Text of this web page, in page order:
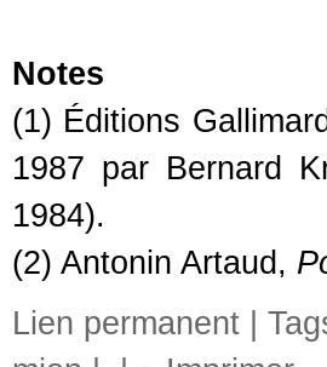
Notes
(1) Éditions
1987 par Bernard
1984).
(2) Antonin Artaud,
Lien permanent |